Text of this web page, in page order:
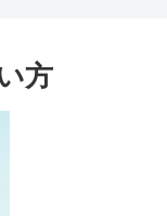
方